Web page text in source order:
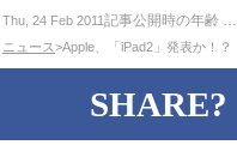
Thu, 24 Feb 2011記事公開時の年齢 …
ニュース>Apple、「iPad2」発表か！？
SHARE?